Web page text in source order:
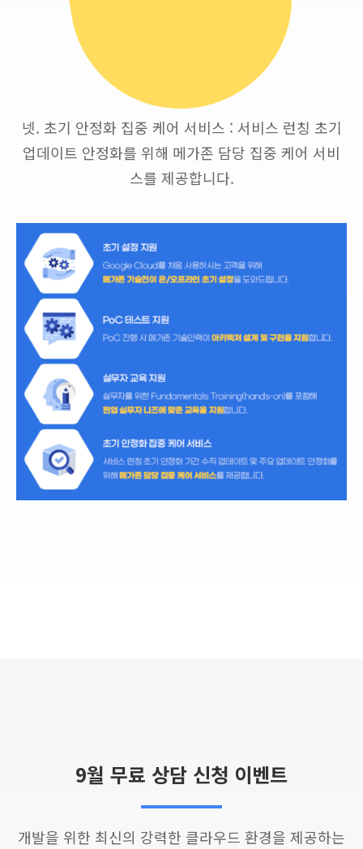
넷. 초기 안정화 집중 케어 서비스 : 서비스 런칭 초기
업데이트 안정화를 위해 메가존 담당 집중 케어 서비
스를 제공합니다.
9월 무료 상담 신청 이벤트
개발을 위한 최신의 강력한 클라우드 환경을 제공하는